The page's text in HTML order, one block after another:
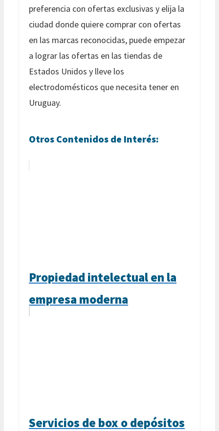
preferencia con ofertas exclusivas y elija la
ciudad donde quiere comprar con ofertas
en las marcas reconocidas, puede empezar
a lograr las ofertas en las tiendas de
Estados Unidos y lleve los
electrodomésticos que necesita tener en
Uruguay.
Otros Contenidos de Interés:
Propiedad intelectual en la
empresa moderna
Servicios de box o depósitos